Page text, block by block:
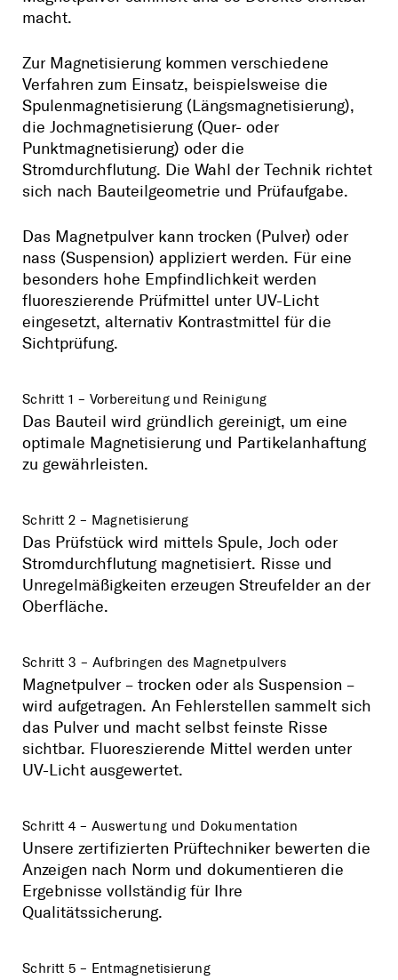
macht.
Zur Magnetisierung kommen verschiedene
Verfahren zum Einsatz, beispielsweise die
Spulenmagnetisierung (Längsmagnetisierung),
die Jochmagnetisierung (Quer- oder
Punktmagnetisierung) oder die
Stromdurchflutung. Die Wahl der Technik richtet
sich nach Bauteilgeometrie und Prüfaufgabe.
Das Magnetpulver kann trocken (Pulver) oder
nass (Suspension) appliziert werden. Für eine
besonders hohe Empfindlichkeit werden
fluoreszierende Prüfmittel unter UV-Licht
eingesetzt, alternativ Kontrastmittel für die
Sichtprüfung.
Schritt 1 – Vorbereitung und Reinigung
Das Bauteil wird gründlich gereinigt, um eine
optimale Magnetisierung und Partikelanhaftung
zu gewährleisten.
Schritt 2 – Magnetisierung
Das Prüfstück wird mittels Spule, Joch oder
Stromdurchflutung magnetisiert. Risse und
Unregelmäßigkeiten erzeugen Streufelder an der
Oberfläche.
Schritt 3 – Aufbringen des Magnetpulvers
Magnetpulver – trocken oder als Suspension –
wird aufgetragen. An Fehlerstellen sammelt sich
das Pulver und macht selbst feinste Risse
sichtbar. Fluoreszierende Mittel werden unter
UV-Licht ausgewertet.
Schritt 4 – Auswertung und Dokumentation
Unsere zertifizierten Prüftechniker bewerten die
Anzeigen nach Norm und dokumentieren die
Ergebnisse vollständig für Ihre
Qualitätssicherung.
Schritt 5 – Entmagnetisierung